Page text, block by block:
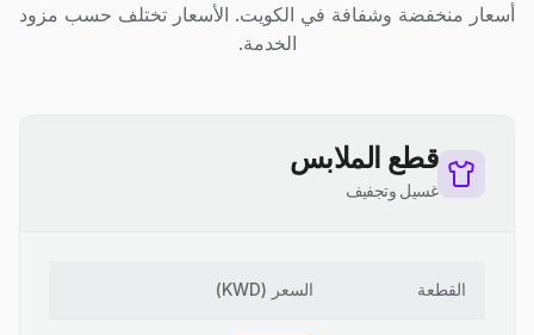
أسعار منخفضة وشفافة في الكويت. الأسعار تختلف حسب مزود
الخدمة.
قطع الملابس
غسيل وتجفيف
القطعة السعر (
KWD
)